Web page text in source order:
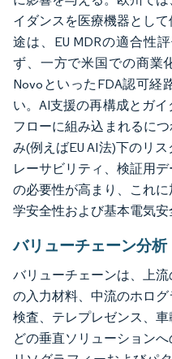
イダンスを医療機器とし
途は、EU MDRの適合性
ず、一方で米国での商業
NovoといったFDA認可経
い。AI支援の再構成とガ
フローに組み込まれるに
み(例えばEU AI法)下のリ
レーサビリティ、検証用
の必要性が高まり、これ
学安全性および基本電気安
バリューチェーン分析
バリューチェーンは、上
の入力材料、中流のホロ
検査、テレプレゼンス、
どの垂直ソリューション